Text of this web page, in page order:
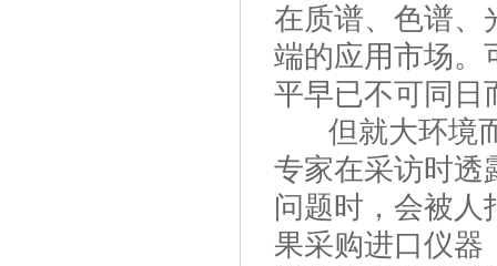
在质谱、色谱、
端的应用市场。
平早已不可同日
但就大环境而
专家在采访时透
问题时，会被人
果采购进口仪器